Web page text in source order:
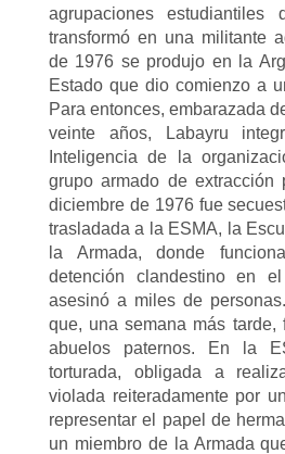
agrupaciones
transformó en una militante
de 1976 se produjo en la
Estado que dio comienzo a
Para entonces, embarazada
veinte años, Labayru
Inteligencia de la
grupo armado de extracción
diciembre de 1976 fue
trasladada a la ESMA, la
la Armada, donde
detención clandestino en
asesinó a miles de
que, una semana más tarde,
abuelos paternos. En la
torturada, obligada a
violada reiteradamente por
representar el papel de
un miembro de la Armada